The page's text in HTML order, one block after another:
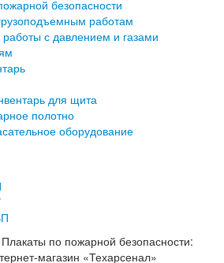
безопасности
работам
с давлением и газами
для щита
полотно
оборудование